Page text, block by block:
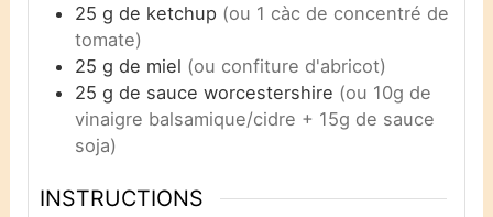
25 g de ketchup (ou 1 càc de concentré de
tomate)
25 g de miel (ou confiture d'abricot)
25 g de sauce worcestershire (ou 10g de
vinaigre balsamique/cidre + 15g de sauce
soja)
INSTRUCTIONS